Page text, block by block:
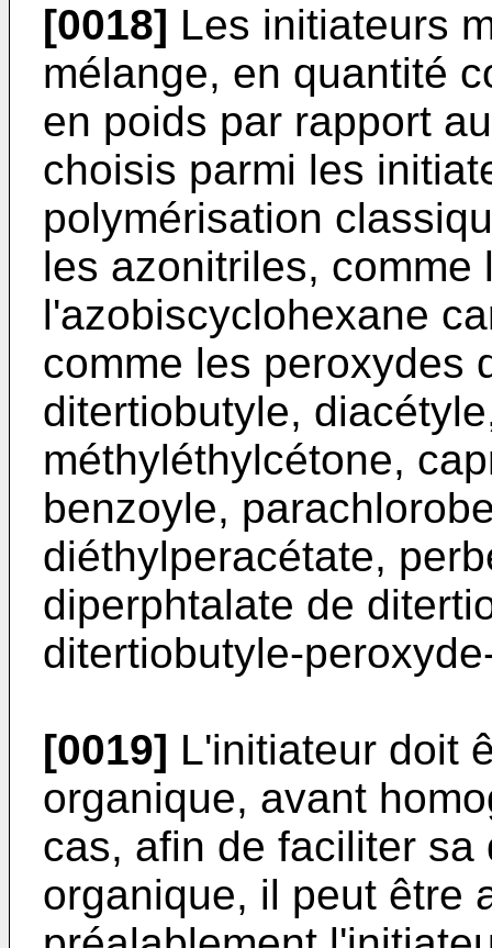
[0018] Les initiateurs
mélange, en quantité
en poids par rapport
choisis parmi les
polymérisation
les azonitriles,
l'azobiscyclohexane
comme les peroxydes
ditertiobutyle,
méthyléthylcétone,
benzoyle,
diéthylperacétate,
diperphtalate de
ditertiobutyle-
[0019] L'initiateur doit
organique, avant
cas, afin de faciliter
organique, il peut être